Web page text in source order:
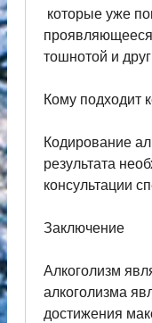
проявляющееся
тошнотой и
Кому подходит
Кодирование
результата
консультации
Заключение
Алкоголизм
алкоголизма
достижения